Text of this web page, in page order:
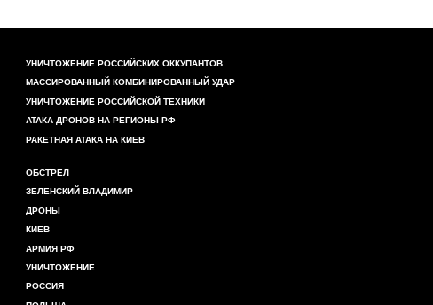
УНИЧТОЖЕНИЕ РОССИЙСКИХ ОККУПАНТОВ
МАССИРОВАННЫЙ КОМБИНИРОВАННЫЙ УДАР
УНИЧТОЖЕНИЕ РОССИЙСКОЙ ТЕХНИКИ
АТАКА ДРОНОВ НА РЕГИОНЫ РФ
РАКЕТНАЯ АТАКА НА КИЕВ
ОБСТРЕЛ
ЗЕЛЕНСКИЙ ВЛАДИМИР
ДРОНЫ
КИЕВ
АРМИЯ РФ
УНИЧТОЖЕНИЕ
РОССИЯ